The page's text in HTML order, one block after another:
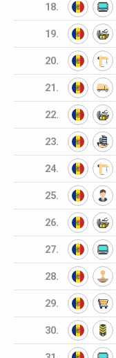
18.
19.
20.
21.
22.
23.
24.
25.
26.
27.
28.
29.
30.